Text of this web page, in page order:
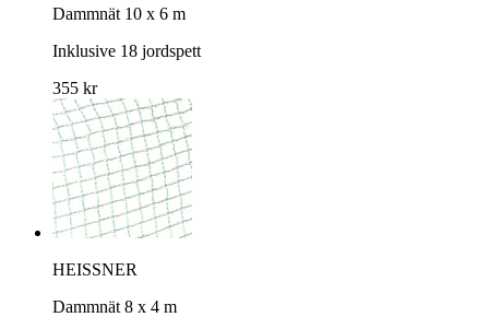
Dammnät 10 x 6 m
Inklusive 18 jordspett
355 kr
HEISSNER
Dammnät 8 x 4 m